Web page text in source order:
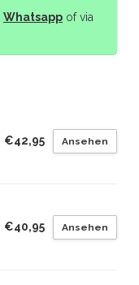
Whatsapp of via
€42,95 Ansehen
€40,95 Ansehen